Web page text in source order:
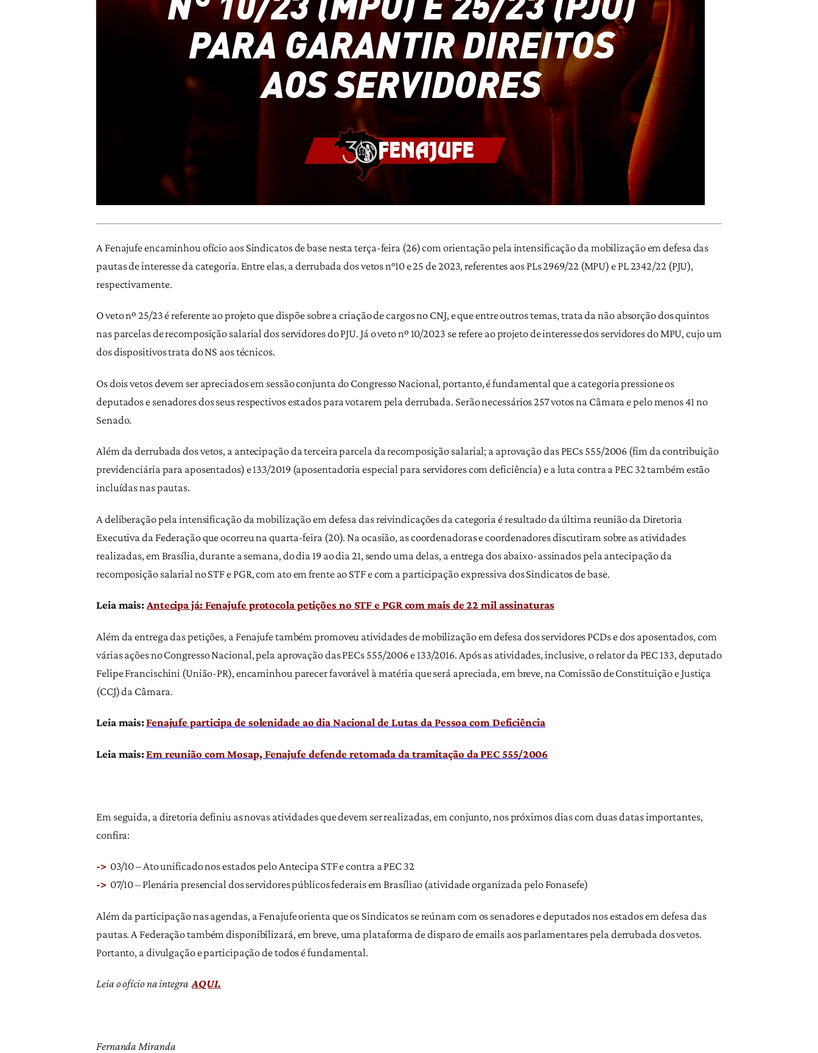
A Fenajufe encaminhou ofício aos Sindicatos de base nesta terça-feira (26) com orientação pela intensificação da mobilização em defesa das
pautas de interesse da categoria. Entre elas, a derrubada dos vetos n°10 e 25 de 2023, referentes aos PLs 2969/22 (MPU) e PL 2342/22 (PJU),
respectivamente.
O veto nº 25/23 é referente ao projeto que dispõe sobre a criação de cargos no CNJ, e que entre outros temas, trata da não absorção dos quintos
nas parcelas de recomposição salarial dos servidores do PJU. Já o veto nº 10/2023 se refere ao projeto de interesse dos servidores do MPU, cujo um
dos dispositivos trata do NS aos técnicos.
Os dois vetos devem ser apreciados em sessão conjunta do Congresso Nacional, portanto, é fundamental que a categoria pressione os
deputados e senadores dos seus respectivos estados para votarem pela derrubada. Serão necessários 257 votos na Câmara e pelo menos 41 no
Senado.
Além da derrubada dos vetos, a antecipação da terceira parcela da recomposição salarial; a aprovação das PECs 555/2006 (fim da contribuição
previdenciária para aposentados) e 133/2019 (aposentadoria especial para servidores com deficiência) e a luta contra a PEC 32 também estão
incluídas nas pautas.
A deliberação pela intensificação da mobilização em defesa das reivindicações da categoria é resultado da última reunião da Diretoria
Executiva da Federação que ocorreu na quarta-feira (20). Na ocasião, as coordenadoras e coordenadores discutiram sobre as atividades
realizadas, em Brasília, durante a semana, do dia 19 ao dia 21, sendo uma delas, a entrega dos abaixo-assinados pela antecipação da
recomposição salarial no STF e PGR, com ato em frente ao STF e com a participação expressiva dos Sindicatos de base.
Leia mais:Antecipa já: Fenajufe protocola petições no STF e PGR com mais de 22 mil assinaturas
Além da entrega das petições, a Fenajufe também promoveu atividades de mobilização em defesa dos servidores PCDs e dos aposentados, com
várias ações no Congresso Nacional, pela aprovação das PECs 555/2006 e 133/2016. Após as atividades, inclusive, o relator da PEC 133, deputado
Felipe Francischini (União-PR), encaminhou parecer favorável à matéria que será apreciada, em breve, na Comissão de Constituição e Justiça
(CCJ) da Câmara.
Leia mais:Fenajufe participa de solenidade ao dia Nacional de Lutas da Pessoa com Deficiência
Leia mais:Em reunião com Mosap, Fenajufe defende retomada da tramitação da PEC 555/2006
Em seguida, a diretoria definiu as novas atividades que devem ser realizadas, em conjunto, nos próximos dias com duas datas importantes,
confira:
-> 03/10 – Ato unificado nos estados pelo Antecipa STF e contra a PEC 32
-> 07/10 – Plenária presencial dos servidores públicos federais em Brasíliao (atividade organizada pelo Fonasefe)
Além da participação nas agendas, a Fenajufe orienta que os Sindicatos se reúnam com os senadores e deputados nos estados em defesa das
pautas. A Federação também disponibilizará, em breve, uma plataforma de disparo de emails aos parlamentares pela derrubada dos vetos.
Portanto, a divulgação e participação de todos é fundamental.
Leia o ofício na integraAQUI.
Fernanda Miranda